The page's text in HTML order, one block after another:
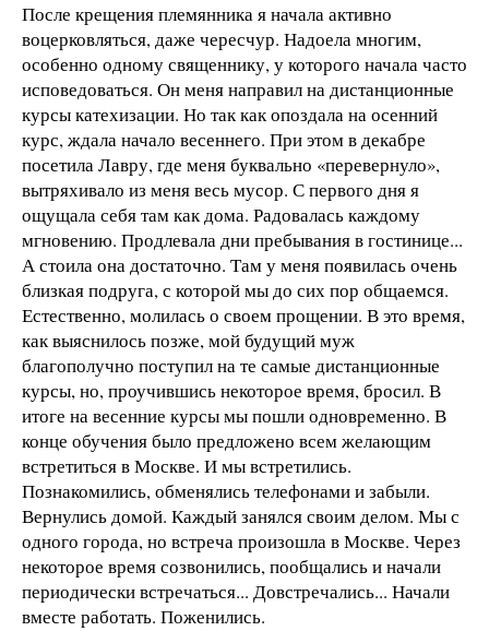
После крещения племянника я начала активно
воцерковляться, даже чересчур. Надоела многим,
особенно одному священнику, у которого начала часто
исповедоваться. Он меня направил на дистанционные
курсы катехизации. Но так как опоздала на осенний
курс, ждала начало весеннего. При этом в декабре
посетила Лавру, где меня буквально «перевернуло»,
вытряхивало из меня весь мусор. С первого дня я
ощущала себя там как дома. Радовалась каждому
мгновению. Продлевала дни пребывания в гостинице...
А стоила она достаточно. Там у меня появилась очень
близкая подруга, с которой мы до сих пор общаемся.
Естественно, молилась о своем прощении. В это время,
как выяснилось позже, мой будущий муж
благополучно поступил на те самые дистанционные
курсы, но, проучившись некоторое время, бросил. В
итоге на весенние курсы мы пошли одновременно. В
конце обучения было предложено всем желающим
встретиться в Москве. И мы встретились.
Познакомились, обменялись телефонами и забыли.
Вернулись домой. Каждый занялся своим делом. Мы с
одного города, но встреча произошла в Москве. Через
некоторое время созвонились, пообщались и начали
периодически встречаться... Довстречались... Начали
вместе работать. Поженились.